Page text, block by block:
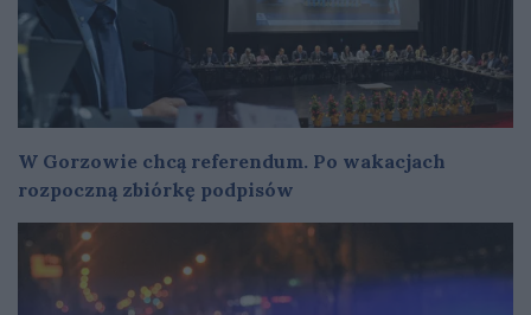
W Gorzowie chcą referendum. Po wakacjach
rozpoczną zbiórkę podpisów